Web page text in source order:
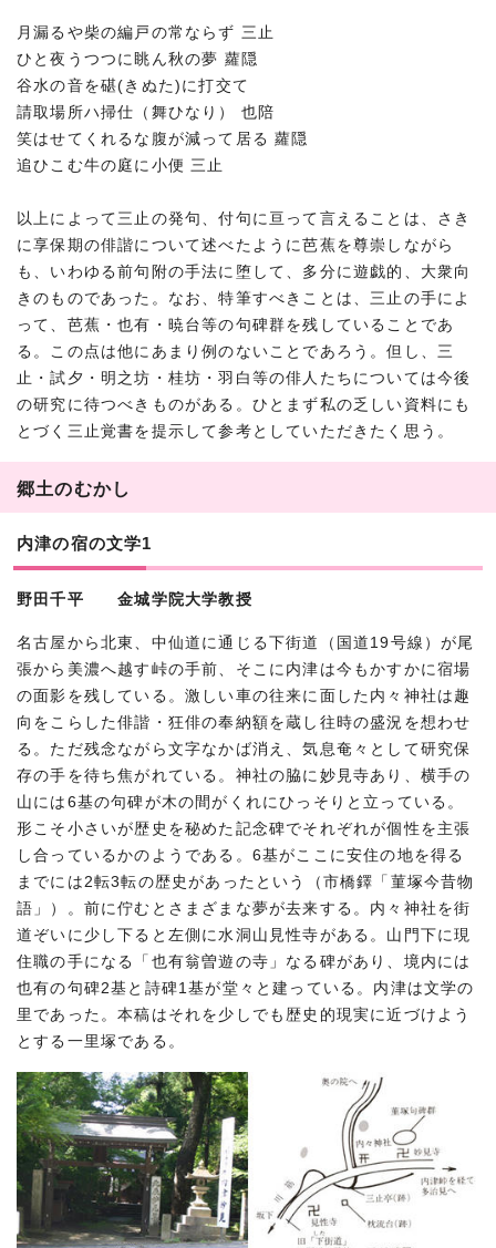
月漏るや柴の編戸の常ならず 三止
ひと夜うつつに眺ん秋の夢 蘿隠
谷水の音を碪(きぬた)に打交て
請取場所ハ掃仕（舞ひなり） 也陪
笑はせてくれるな腹が減って居る 蘿隠
追ひこむ牛の庭に小便 三止
以上によって三止の発句、付句に亘って言えることは、さき
に享保期の俳諧について述べたように芭蕉を尊崇しながら
も、いわゆる前句附の手法に堕して、多分に遊戯的、大衆向
きのものであった。なお、特筆すべきことは、三止の手によ
って、芭蕉・也有・暁台等の句碑群を残していることであ
る。この点は他にあまり例のないことであろう。但し、三
止・試夕・明之坊・桂坊・羽白等の俳人たちについては今後
の研究に待つべきものがある。ひとまず私の乏しい資料にも
とづく三止覚書を提示して参考としていただきたく思う。
郷土のむかし
内津の宿の文学1
野田千平 金城学院大学教授
名古屋から北東、中仙道に通じる下街道（国道19号線）が尾
張から美濃へ越す峠の手前、そこに内津は今もかすかに宿場
の面影を残している。激しい車の往来に面した内々神社は趣
向をこらした俳諧・狂俳の奉納額を蔵し往時の盛況を想わせ
る。ただ残念ながら文字なかば消え、気息奄々として研究保
存の手を待ち焦がれている。神社の脇に妙見寺あり、横手の
山には6基の句碑が木の間がくれにひっそりと立っている。
形こそ小さいが歴史を秘めた記念碑でそれぞれが個性を主張
し合っているかのようである。6基がここに安住の地を得る
までには2転3転の歴史があったという（市橋鐸「菫塚今昔物
語」）。前に佇むとさまざまな夢が去来する。内々神社を街
道ぞいに少し下ると左側に水洞山見性寺がある。山門下に現
住職の手になる「也有翁曽遊の寺」なる碑があり、境内には
也有の句碑2基と詩碑1基が堂々と建っている。内津は文学の
里であった。本稿はそれを少しでも歴史的現実に近づけよう
とする一里塚である。